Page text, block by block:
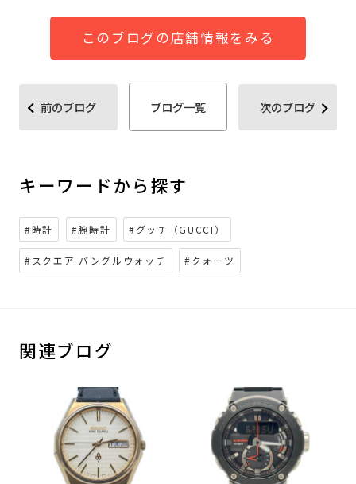
このブログの店舗情報をみる
前のブログ ブログ一覧 次のブログ
キーワードから探す
#時計 #腕時計 #グッチ（GUCCI）
#スクエア バングルウォッチ #クォーツ
関連ブログ